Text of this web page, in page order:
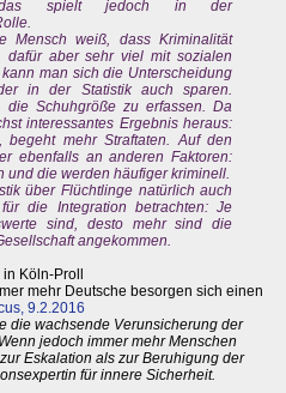
das spielt jedoch in der
Mensch weiß, dass Kriminalität
dafür aber sehr viel mit sozialen
man sich die Unterscheidung
in der Statistik auch sparen.
Schuhgröße zu erfassen. Da
interessantes Ergebnis heraus:
mehr Straftaten. Auf den
ebenfalls an anderen Faktoren:
und die werden häufiger kriminell.
über Flüchtlinge natürlich auch
die Integration betrachten: Je
sind, desto mehr sind die
angekommen.
Köln-Proll
mehr Deutsche besorgen sich einen
9.2.2016
die wachsende Verunsicherung der
jedoch immer mehr Menschen
Eskalation als zur Beruhigung der
für innere Sicherheit.